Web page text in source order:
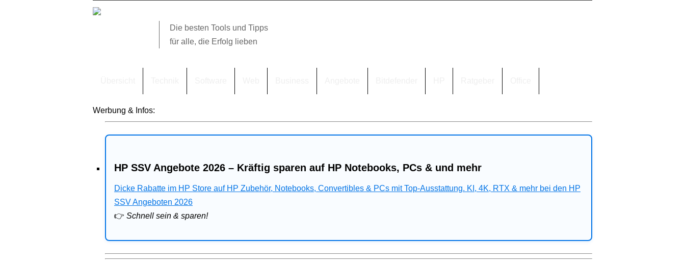
Die besten Tools und Tipps
für alle, die Erfolg lieben
Werbung & Infos:
HP SSV Angebote 2026 – Kräftig sparen auf HP Notebooks, PCs & und mehr
Dicke Rabatte im HP Store auf HP Zubehör, Notebooks, Convertibles & PCs mit Top-Ausstattung. KI, 4K, RTX & mehr bei den HP
SSV Angeboten 2026
👉 Schnell sein & sparen!